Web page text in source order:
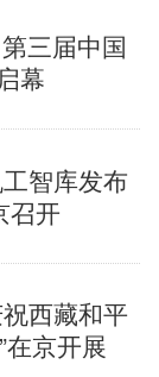
三届中国
幕
智库发布
召开
西藏和平
京开展